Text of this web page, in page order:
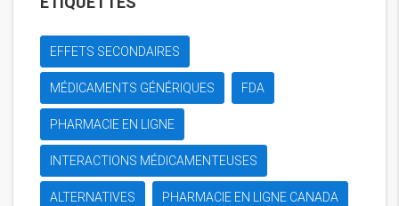
EFFETS SECONDAIRES
MÉDICAMENTS GÉNÉRIQUES FDA
PHARMACIE EN LIGNE
INTERACTIONS MÉDICAMENTEUSES
ALTERNATIVES PHARMACIE EN LIGNE CANADA